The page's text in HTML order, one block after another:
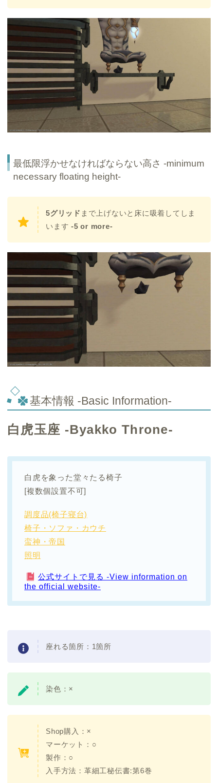
最低限浮かせなければならない高さ -minimum
necessary floating height-
5グリッド まで上げないと床に吸着してしま
います-5 or more-
基本情報 -Basic Information-
白虎玉座 -Byakko Throne-
白虎を象った堂々たる椅子
[複数個設置不可]
調度品(椅子寝台)
椅子・ソファ・カウチ
蛮神・帝国
照明
公式サイトで見る -View information on
the official website-
座れる箇所：1箇所
染色：×
Shop購入：×
マーケット：○
製作：○
入手方法：革細工秘伝書:第6巻